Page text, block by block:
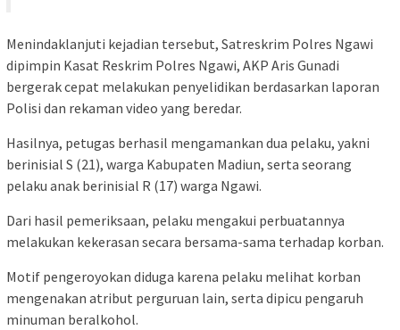
Menindaklanjuti kejadian tersebut, Satreskrim Polres Ngawi
dipimpin Kasat Reskrim Polres Ngawi, AKP Aris Gunadi
bergerak cepat melakukan penyelidikan berdasarkan laporan
Polisi dan rekaman video yang beredar.
Hasilnya, petugas berhasil mengamankan dua pelaku, yakni
berinisial S (21), warga Kabupaten Madiun, serta seorang
pelaku anak berinisial R (17) warga Ngawi.
Dari hasil pemeriksaan, pelaku mengakui perbuatannya
melakukan kekerasan secara bersama-sama terhadap korban.
Motif pengeroyokan diduga karena pelaku melihat korban
mengenakan atribut perguruan lain, serta dipicu pengaruh
minuman beralkohol.